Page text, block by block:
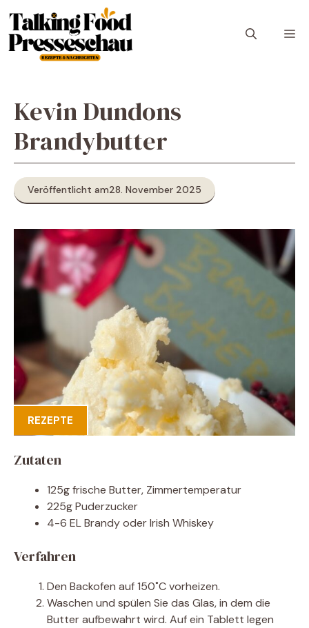
Inhalt
springen
Kevin Dundons
Brandybutter
Veröffentlicht am28. November 2025
REZEPTE
Zutaten
125g frische Butter, Zimmertemperatur
225g Puderzucker
4-6 EL Brandy oder Irish Whiskey
Verfahren
Den Backofen auf 150˚C vorheizen.
Waschen und spülen Sie das Glas, in dem die
Butter aufbewahrt wird. Auf ein Tablett legen